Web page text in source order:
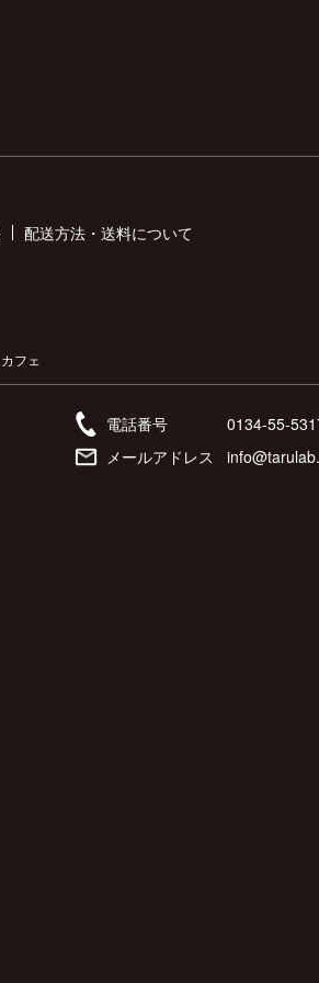
配送方法・送料について
フェ
電話番号
0134-55-
メールアドレス